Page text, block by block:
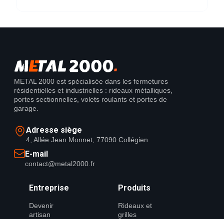
METAL 2000 est spécialisée dans les fermetures
résidentielles et industrielles : rideaux métalliques,
portes sectionnelles, volets roulants et portes de
garage.
Adresse siège
4, Allée Jean Monnet, 77090 Collégien
E-mail
contact@metal2000.fr
Entreprise
Devenir
artisan
Produits
Rideaux et
grilles